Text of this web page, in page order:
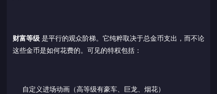
财富等级 是平行的观众阶梯。它纯粹取决于总金币支出，而不论
这些金币是如何花费的。可见的特权包括：
自定义进场动画（高等级有豪车、巨龙、烟花）